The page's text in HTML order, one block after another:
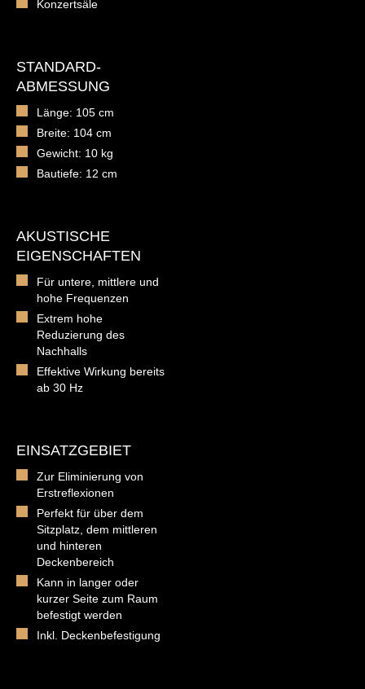
Konzertsäle
STANDARD-
ABMESSUNG
Länge: 105 cm
Breite: 104 cm
Gewicht: 10 kg
Bautiefe: 12 cm
AKUSTISCHE
EIGENSCHAFTEN
Für untere, mittlere und
hohe Frequenzen
Extrem hohe
Reduzierung des
Nachhalls
Effektive Wirkung bereits
ab 30 Hz
EINSATZGEBIET
Zur Eliminierung von
Erstreflexionen
Perfekt für über dem
Sitzplatz, dem mittleren
und hinteren
Deckenbereich
Kann in langer oder
kurzer Seite zum Raum
befestigt werden
Inkl. Deckenbefestigung